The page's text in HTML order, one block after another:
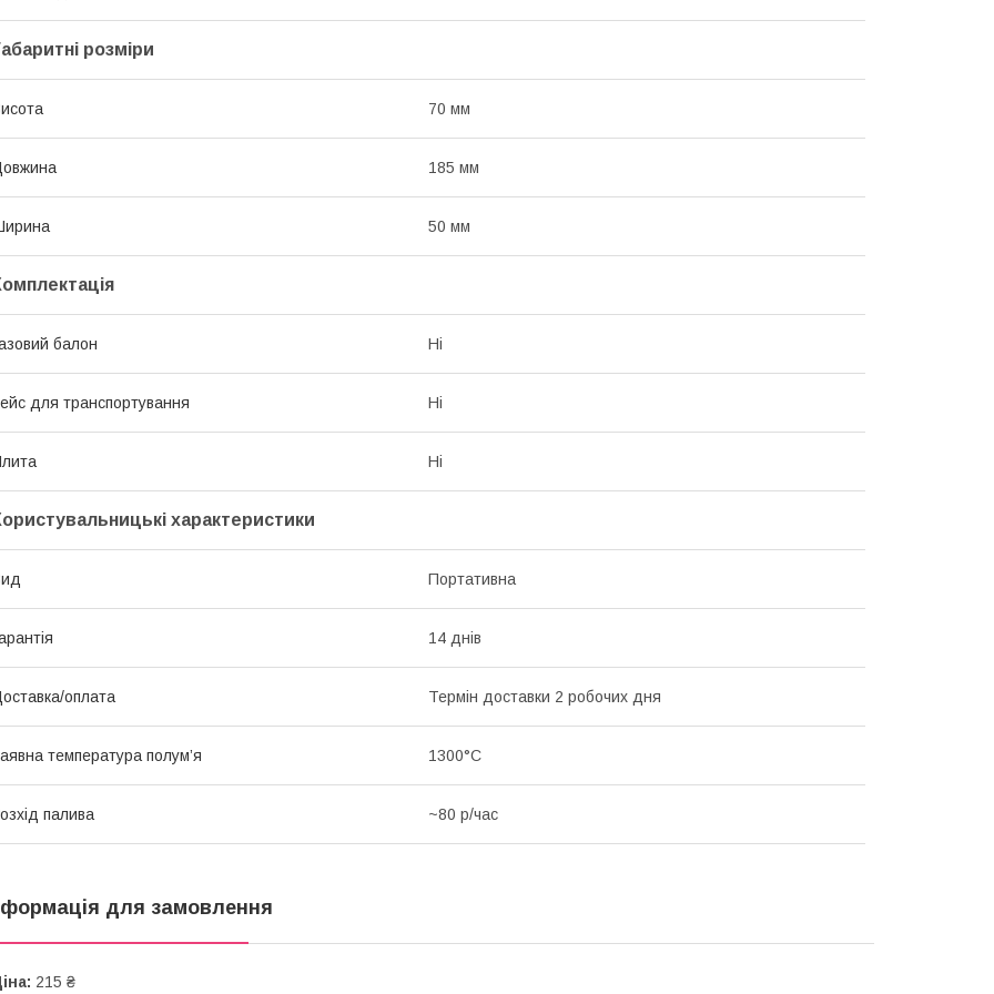
розміри
70 мм
185 мм
50 мм
балон Ні
для транспортування Ні
Ні
характеристики
Портативна
14 днів
оплата Термін доставки 2 робочих дня
температура полум’я 1300°C
палива ~80 р/час
для замовлення
215 ₴